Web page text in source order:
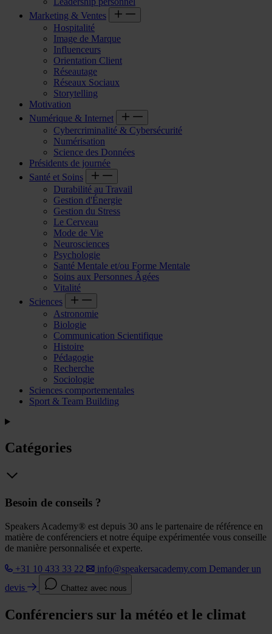
Marketing & Ventes
Hospitalité
Image de Marque
Influenceurs
Orientation Client
Réseautage
Réseaux Sociaux
Storytelling
Motivation
Numérique & Internet
Cybercriminalité & Cybersécurité
Numérisation
Science des Données
Présidents de journée
Santé et Soins
Durabilité au Travail
Gestion d'Énergie
Gestion du Stress
Le Cerveau
Mode de Vie
Neurosciences
Psychologie
Santé Mentale et/ou Forme Mentale
Soins aux Personnes Âgées
Vitalité
Sciences
Astronomie
Biologie
Communication Scientifique
Histoire
Pédagogie
Recherche
Sociologie
Sciences comportementales
Sport & Team Building
Catégories
Besoin de conseils ?
Speakers Academy® est depuis 30 ans le partenaire de référence en
matière de conférenciers et notre équipe expérimentée vous conseille
de manière personnalisée et experte.
+31 10 433 33 22
info@speakersacademy.com Demander un
devis
Chattez avec nous
Conférenciers sur la météo et le climat